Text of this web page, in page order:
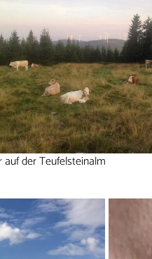
auf der Teufelsteinalm